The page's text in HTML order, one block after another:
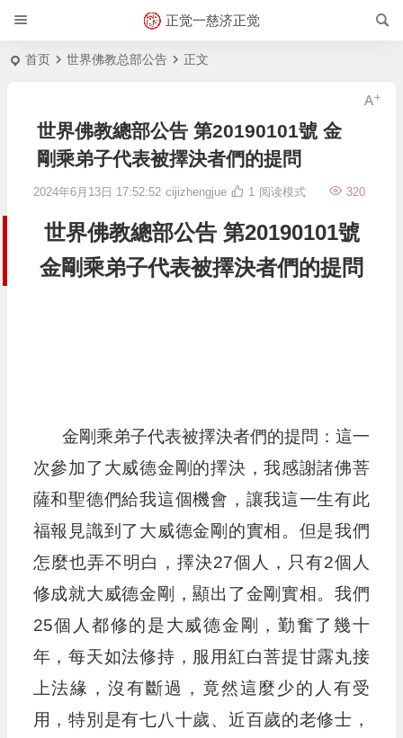
正觉一慈济正觉
首页 世界佛教总部公告 正文
世界佛教總部公告 第20190101號 金
剛乘弟子代表被擇決者們的提問
2024年6月13日 17:52:52 cijizhengjue 320
1 阅读模式
世界佛教總部公告 第20190101號
金剛乘弟子代表被擇決者們的提問
金剛乘弟子代表被擇決者們的提問：這一
次參加了大威德金剛的擇決，我感謝諸佛菩
薩和聖德們給我這個機會，讓我這一生有此
福報見識到了大威德金剛的實相。但是我們
怎麼也弄不明白，擇決27個人，只有2個人
修成就大威德金剛，顯出了金剛實相。我們
25個人都修的是大威德金剛，勤奮了幾十
年，每天如法修持，服用紅白菩提甘露丸接
上法緣，沒有斷過，竟然這麼少的人有受
用，特別是有七八十歲、近百歲的老修士，